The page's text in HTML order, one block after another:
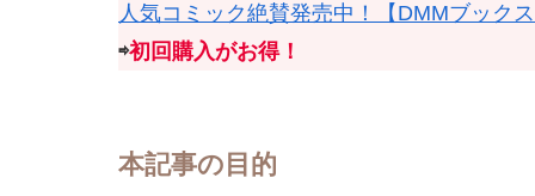
人気コミック絶賛発売中！【DMMブックス
⇨初回購入がお得！
本記事の目的